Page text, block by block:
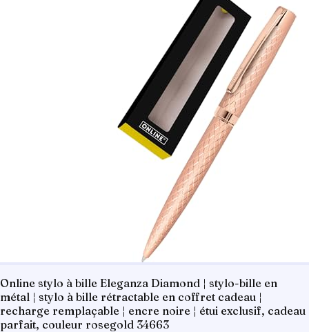
Online stylo à bille Eleganza Diamond ¦ stylo-bille en
métal ¦ stylo à bille rétractable en coffret cadeau ¦
recharge remplaçable ¦ encre noire ¦ étui exclusif, cadeau
parfait, couleur rosegold 34663